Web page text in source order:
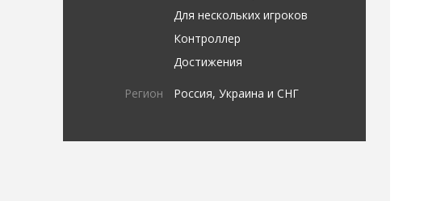
Для нескольких игроков
Контроллер
Достижения
Регион Россия, Украина и СНГ